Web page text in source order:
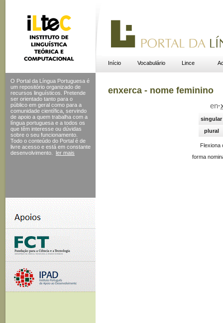
Início Vocabulário Lince
O Portal da Língua Portuguesa é
um repositório organizado de
recursos linguísticos. Pretende
ser orientado tanto para o
público em geral como para a
comunidade científica, servindo
de apoio a quem trabalha com a
língua portuguesa e a todos os
que têm interesse ou dúvidas
sobre o seu funcionamento.
Todo o conteúdo do Portal é de
livre acesso e está em constante
desenvolvimento.
ler mais
enxerca - nome feminino
en·
singular
plural
Flexiona
forma